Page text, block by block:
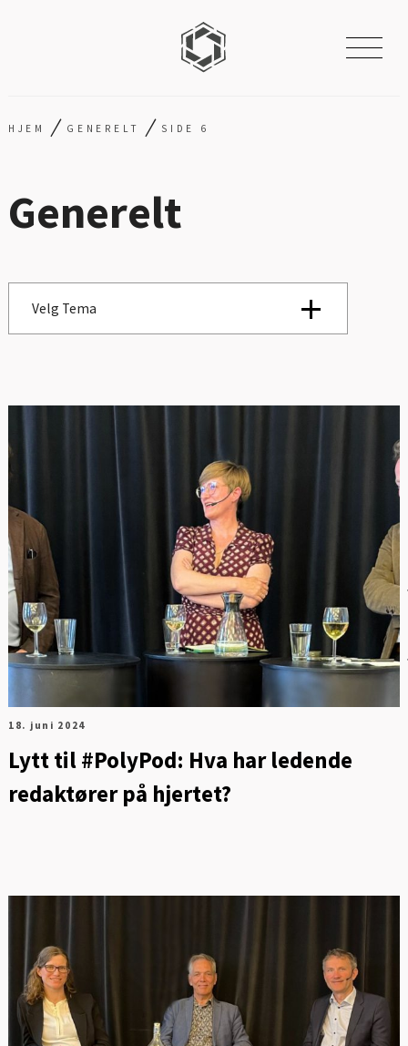
HJEM / GENERELT / SIDE 6
Generelt
Velg Tema
Digitalisering og ledelse
Fag og fest
Generelt
Helse og kultur
Klima og
sirkulærøkonomi
18. juni 2024
Lytt til #PolyPod: Hva har ledende
redaktører på hjertet?